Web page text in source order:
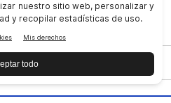
of Use |